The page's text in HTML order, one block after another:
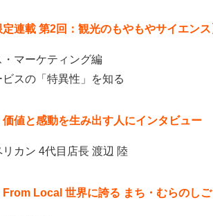
定連載 第2回：観光のもやもやサイエン
・マーケティング編
スの「特異性」を知る
価値と感動を生み出す人にインタビュ
カン 4代目店長 渡辺 陸
From Local 世界に誇る まち・むらのし